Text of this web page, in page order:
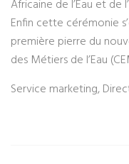
Africaine de l’Eau et de
Enfin cette cérémonie
première pierre du
des Métiers de l’Eau
Service marketing,